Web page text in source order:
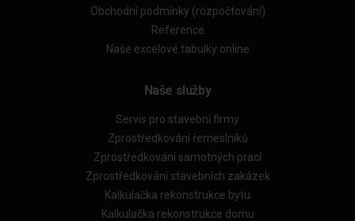
Obchodní podmínky (rozpočtování)
Reference
Naše excelové tabulky online
Naše služby
Servis pro stavební firmy
Zprostředkování řemeslníků
Zprostředkování samotných prací
Zprostředkování stavebních zakázek
Kalkulačka rekonstrukce bytu
Kalkulačka rekonstrukce domu